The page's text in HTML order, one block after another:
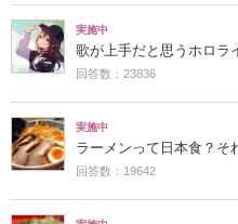
実施中
歌が上手だと思うホロラ
回答数：23836
実施中
ラーメンって日本食？そ
回答数：19642